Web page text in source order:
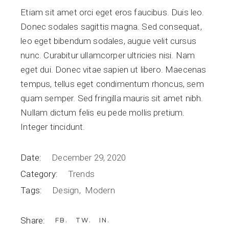
Etiam sit amet orci eget eros faucibus. Duis leo.
Donec sodales sagittis magna. Sed consequat,
leo eget bibendum sodales, augue velit cursus
nunc. Curabitur ullamcorper ultricies nisi. Nam
eget dui. Donec vitae sapien ut libero. Maecenas
tempus, tellus eget condimentum rhoncus, sem
quam semper. Sed fringilla mauris sit amet nibh.
Nullam dictum felis eu pede mollis pretium.
Integer tincidunt.
Date:
December 29, 2020
Category:
Trends
Tags:
Design Modern
Share: FB TW IN